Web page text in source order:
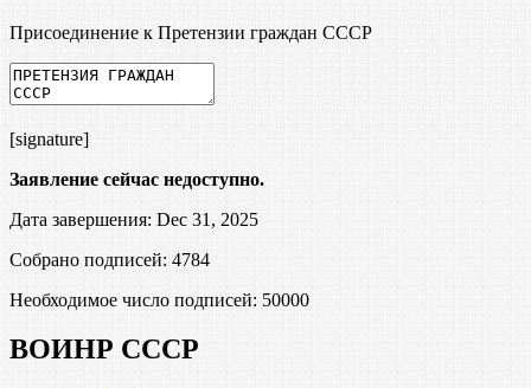
Присоединение к Претензии граждан СССР
[signature]
Заявление сейчас недоступно.
Дата завершения: Dec 31, 2025
Собрано подписей: 4784
Необходимое число подписей: 50000
ВОИНР СССР